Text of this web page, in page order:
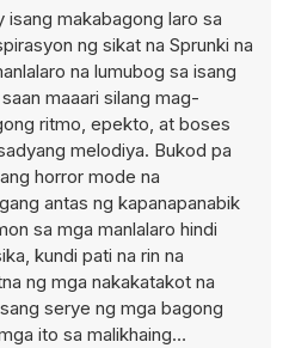
isang makabagong laro sa
ng sikat na Sprunki na
na lumubog sa isang
maaari silang mag-
ritmo, epekto, at boses
melodiya. Bukod pa
horror mode na
antas ng kapanapanabik
sa mga manlalaro hindi
kundi pati na rin na
ng mga nakakatakot na
serye ng mga bagong
ito sa malikhaing